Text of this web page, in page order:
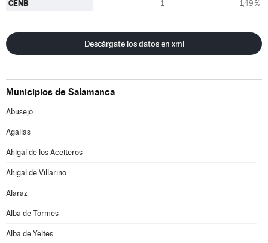
CENB 1 1,49 %
Descárgate los datos en xml
Municipios de Salamanca
Abusejo
Agallas
Ahigal de los Aceiteros
Ahigal de Villarino
Alaraz
Alba de Tormes
Alba de Yeltes